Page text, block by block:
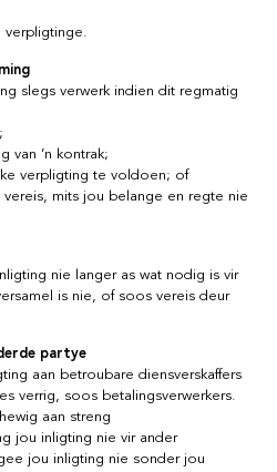
verpligtinge.
slegs verwerk indien dit regmatig
van ’n kontrak;
verpligting te voldoen; of
mits jou belange en regte nie
nie langer as wat nodig is vir
is nie, of soos vereis deur
partye
aan betroubare diensverskaffers
verrig, soos betalingsverwerkers.
aan streng
jou inligting nie vir ander
jou inligting nie sonder jou